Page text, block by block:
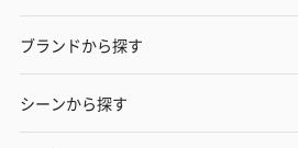
ブランドから探す
シーンから探す